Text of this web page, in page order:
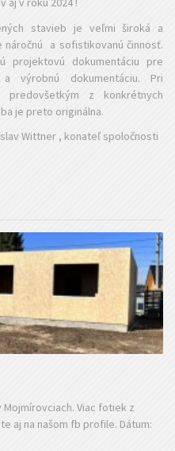
stavieb je veľmi široká a
a sofistikovanú činnosť.
projektovú dokumentáciu pre
výrobnú dokumentáciu. Pri
predovšetkým z konkrétnych
je preto originálna.
Wittner , konateľ spoločnosti
Mojmírovciach. Viac fotiek z
aj na našom fb profile. Dátum: